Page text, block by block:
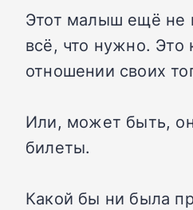
Этот малыш ещё не
всё, что нужно. Это
отношении своих
Или, может быть,
билеты.
Какой бы ни была